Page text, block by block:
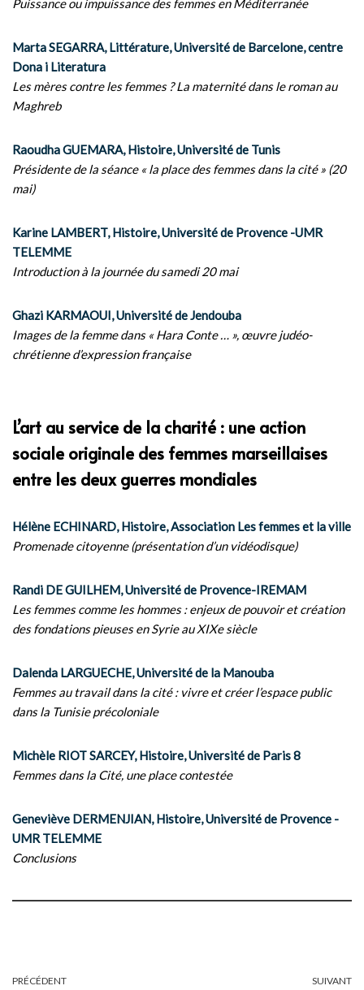
Puissance ou impuissance des femmes en Méditerranée
Marta SEGARRA, Littérature, Université de Barcelone, centre
Dona i Literatura
Les mères contre les femmes ? La maternité dans le roman au
Maghreb
Raoudha GUEMARA, Histoire, Université de Tunis
Présidente de la séance « la place des femmes dans la cité » (20
mai)
Karine LAMBERT, Histoire, Université de Provence -UMR
TELEMME
Introduction à la journée du samedi 20 mai
Ghazi KARMAOUI, Université de Jendouba
Images de la femme dans « Hara Conte … », œuvre judéo-
chrétienne d’expression française
L’art au service de la charité : une action
sociale originale des femmes marseillaises
entre les deux guerres mondiales
Hélène ECHINARD, Histoire, Association Les femmes et la ville
Promenade citoyenne (présentation d’un vidéodisque)
Randi DE GUILHEM, Université de Provence-IREMAM
Les femmes comme les hommes : enjeux de pouvoir et création
des fondations pieuses en Syrie au XIXe siècle
Dalenda LARGUECHE, Université de la Manouba
Femmes au travail dans la cité : vivre et créer l’espace public
dans la Tunisie précoloniale
Michèle RIOT SARCEY, Histoire, Université de Paris 8
Femmes dans la Cité, une place contestée
Geneviève DERMENJIAN, Histoire, Université de Provence -
UMR TELEMME
Conclusions
PRÉCÉDENT SUIVANT